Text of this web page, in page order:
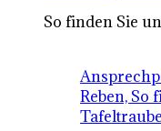
So finden Sie
Reben, So